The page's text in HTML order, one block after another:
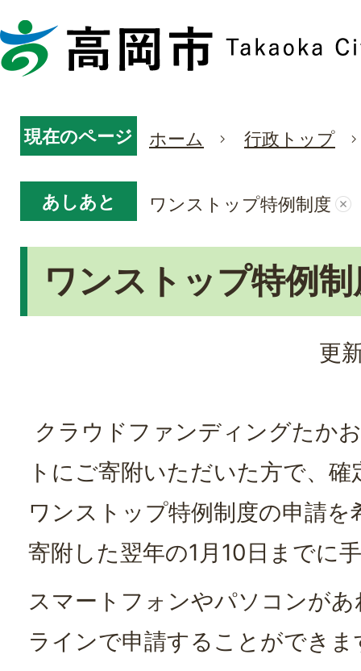
現在のページ ホーム 行政トップ
あしあと ワンストップ特例制度
ワンストップ特例
更
クラウドファンディングたか
トにご寄附いただいた方で、
ワンストップ特例制度の申請を
寄附した翌年の1月10日までに
スマートフォンやパソコンが
ラインで申請することができま